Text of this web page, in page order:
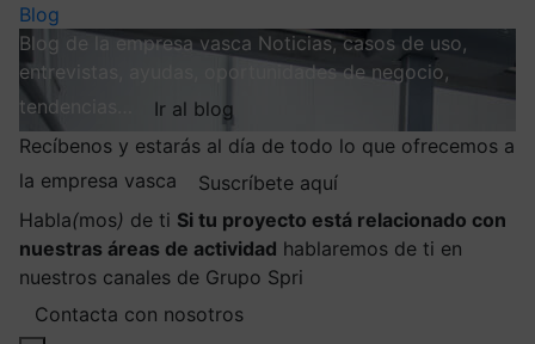
Blog
Blog de la empresa vasca Noticias, casos de uso,
entrevistas, ayudas, oportunidades de negocio,
tendencias…
Ir al blog
Recíbenos y estarás al día de todo lo que ofrecemos a
la empresa vasca
Suscríbete aquí
Habla(mos) de ti Si tu proyecto está relacionado con
nuestras áreas de actividad hablaremos de ti en
nuestros canales de Grupo Spri
Contacta con nosotros